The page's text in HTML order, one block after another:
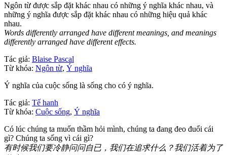
Ngôn từ được sắp đặt khác nhau có những ý nghĩa khác nhau, và
những ý nghĩa được sắp đặt khác nhau có những hiệu quả khác
nhau.
Words differently arranged have different meanings, and meanings
differently arranged have different effects.
Tác giả: Blaise Pascal
Từ khóa: Ngôn từ, Ý nghĩa
Ý nghĩa của cuộc sống là sống cho có ý nghĩa.
Tác giả: Tế hanh
Từ khóa: Cuộc sống, Ý nghĩa
Có lúc chúng ta muốn thầm hỏi mình, chúng ta đang đeo đuổi cái
gì? Chúng ta sống vì cái gì?
有时候我们要冷静问问自已，我们在追求什么？我们活着为了